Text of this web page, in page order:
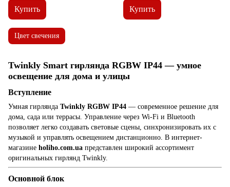
Twinkly Smart гирлянда RGBW IP44 — умное
освещение для дома и улицы
Вступление
Умная гирлянда Twinkly RGBW IP44 — современное решение для
дома, сада или террасы. Управление через Wi-Fi и Bluetooth
позволяет легко создавать световые сцены, синхронизировать их с
музыкой и управлять освещением дистанционно. В интернет-
магазине holiho.com.ua представлен широкий ассортимент
оригинальных гирлянд Twinkly.
Основной блок
Купить Купить
Цвет свечения